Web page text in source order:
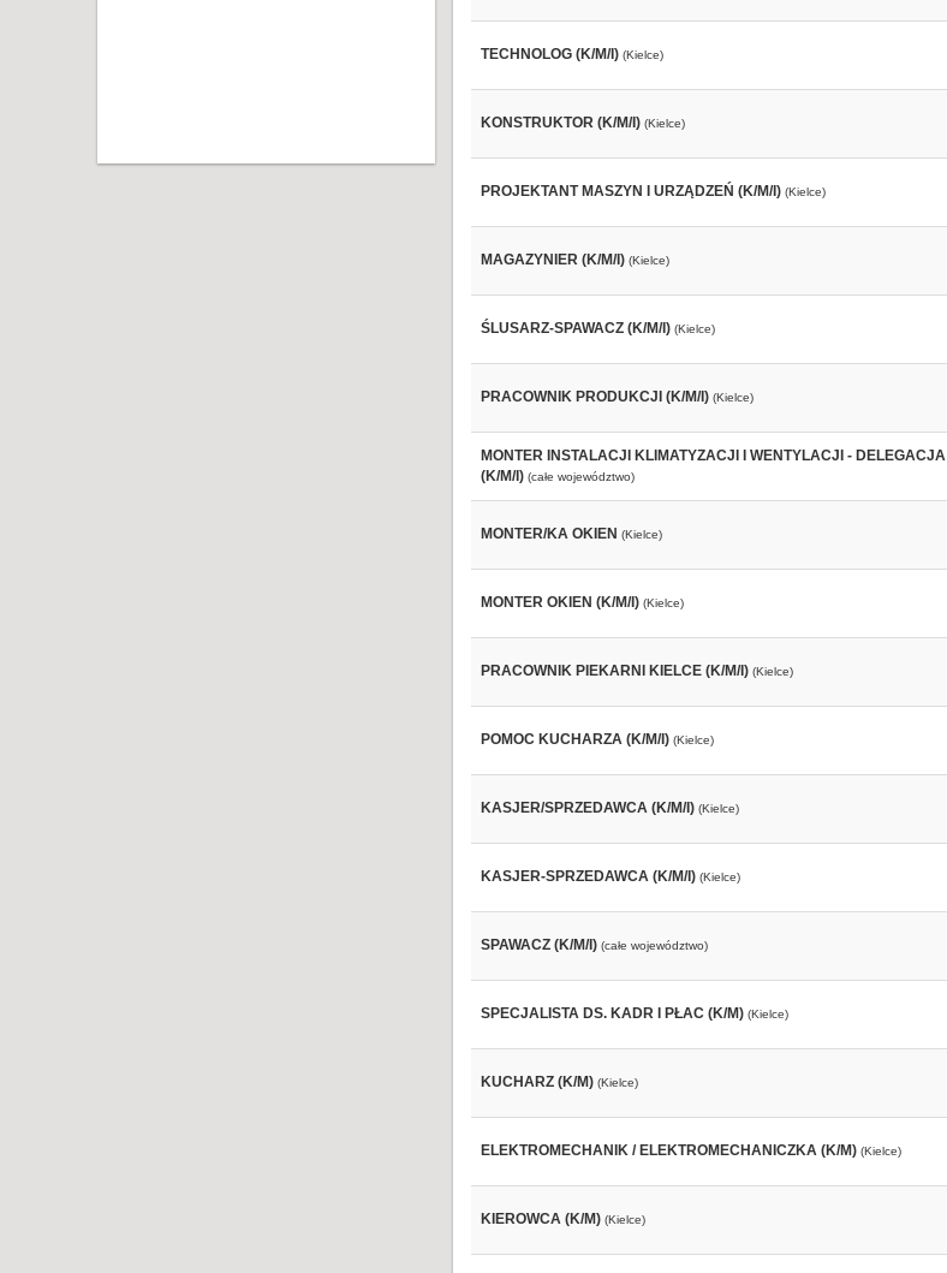
TECHNOLOG (K/M/I) (Kielce)
KONSTRUKTOR (K/M/I) (Kielce)
PROJEKTANT MASZYN I URZĄDZEŃ (K/M/I) (Kielce)
MAGAZYNIER (K/M/I) (Kielce)
ŚLUSARZ-SPAWACZ (K/M/I) (Kielce)
PRACOWNIK PRODUKCJI (K/M/I) (Kielce)
MONTER INSTALACJI KLIMATYZACJI I WENTYLACJI - DELEGACJA
(K/M/I) (całe województwo)
MONTER/KA OKIEN (Kielce)
MONTER OKIEN (K/M/I) (Kielce)
PRACOWNIK PIEKARNI KIELCE (K/M/I) (Kielce)
POMOC KUCHARZA (K/M/I) (Kielce)
KASJER/SPRZEDAWCA (K/M/I) (Kielce)
KASJER-SPRZEDAWCA (K/M/I) (Kielce)
SPAWACZ (K/M/I) (całe województwo)
SPECJALISTA DS. KADR I PŁAC (K/M) (Kielce)
KUCHARZ (K/M) (Kielce)
ELEKTROMECHANIK / ELEKTROMECHANICZKA (K/M) (Kielce)
KIEROWCA (K/M) (Kielce)